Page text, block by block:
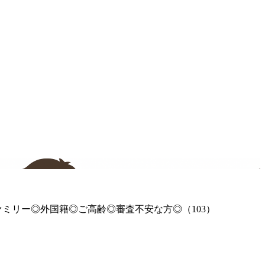
リー◎外国籍◎ご高齢◎審査不安な方◎（103）